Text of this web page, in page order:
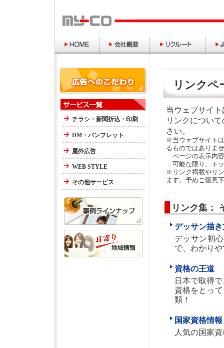
リンクペ
当ウェブサイ
リンクについ
さい。
※当ウェブサイト
るものではありま
ページの表示内
可能な限り、ト
※リンク掲載やリ
ます。予めご留意
リンク集：
デッサン描
デッサン初
で、わかり
資格の王道
日本で取得
資格をとっ
類！
国家資格情報
人気の国家
チラシ・新聞折込・印刷
DM・パンフレット
屋外広告
WEB STYLE
その他サービス